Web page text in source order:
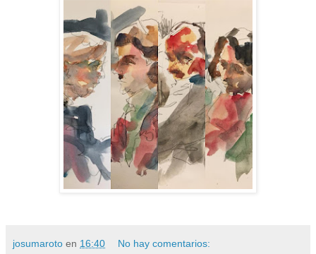
josumaroto en 16:40 No hay comentarios: